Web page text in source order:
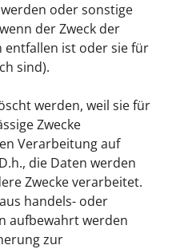
oder sonstige
der Zweck der
entfallen ist oder sie für
sind).
werden, weil sie für
Zwecke
Verarbeitung auf
die Daten werden
Zwecke verarbeitet.
handels- oder
aufbewahrt werden
zur